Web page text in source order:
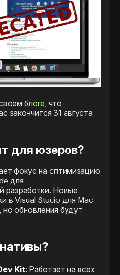
блоге , что
закончится 31 августа
для юзеров?
фокус на оптимизацию
для
разработки. Новые
в Visual Studio для Mac
обновления будут
Kit: Работает на всех